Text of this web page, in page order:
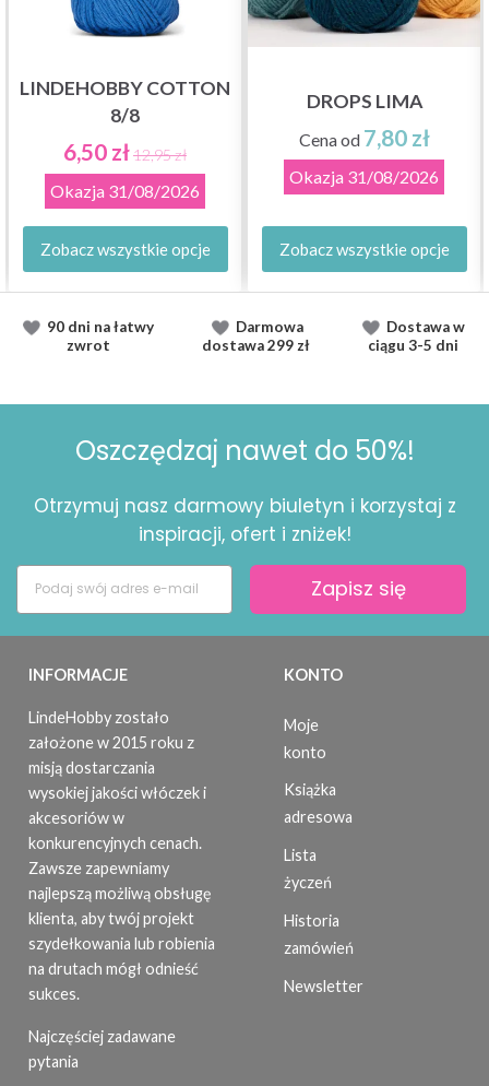
LINDEHOBBY COTTON
8/8
6,50 zł12,95 zł
Okazja 31/08/2026
Zobacz wszystkie opcje
DROPS LIMA
Cena od 7,80 zł
Okazja 31/08/2026
Zobacz wszystkie opcje
90 dni na łatwy
zwrot
Darmowa
dostawa299 zł
Dostawaw
ciągu 3-5 dni
Oszczędzaj nawet do 50%!
Otrzymuj nasz darmowy biuletyn i korzystaj z
inspiracji, ofert i zniżek!
Zapisz się
INFORMACJE
LindeHobby zostało
założone w 2015 roku z
misją dostarczania
wysokiej jakości włóczek i
akcesoriów w
konkurencyjnych cenach.
Zawsze zapewniamy
najlepszą możliwą obsługę
klienta, aby twój projekt
szydełkowania lub robienia
na drutach mógł odnieść
sukces.
Najczęściej zadawane
pytania
KONTO
Moje
konto
Książka
adresowa
Lista
życzeń
Historia
zamówień
Newsletter